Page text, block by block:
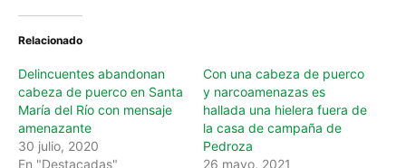
g
Relacionado
Delincuentes abandonan
cabeza de puerco en Santa
María del Río con mensaje
amenazante
30 julio, 2020
En "Destacadas"
Con una cabeza de puerco
y narcoamenazas es
hallada una hielera fuera de
la casa de campaña de
Pedroza
26 mayo, 2021